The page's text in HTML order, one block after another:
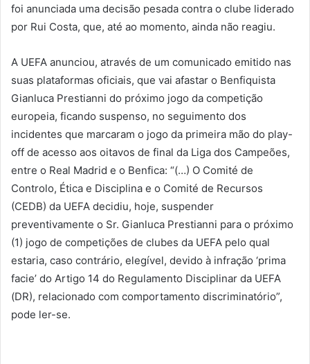
foi anunciada uma decisão pesada contra o clube liderado
por Rui Costa, que, até ao momento, ainda não reagiu.
A UEFA anunciou, através de um comunicado emitido nas
suas plataformas oficiais, que vai afastar o Benfiquista
Gianluca Prestianni do próximo jogo da competição
europeia, ficando suspenso, no seguimento dos
incidentes que marcaram o jogo da primeira mão do play-
off de acesso aos oitavos de final da Liga dos Campeões,
entre o Real Madrid e o Benfica: “(…) O Comité de
Controlo, Ética e Disciplina e o Comité de Recursos
(CEDB) da UEFA decidiu, hoje, suspender
preventivamente o Sr. Gianluca Prestianni para o próximo
(1) jogo de competições de clubes da UEFA pelo qual
estaria, caso contrário, elegível, devido à infração ‘prima
facie’ do Artigo 14 do Regulamento Disciplinar da UEFA
(DR), relacionado com comportamento discriminatório”,
pode ler-se.